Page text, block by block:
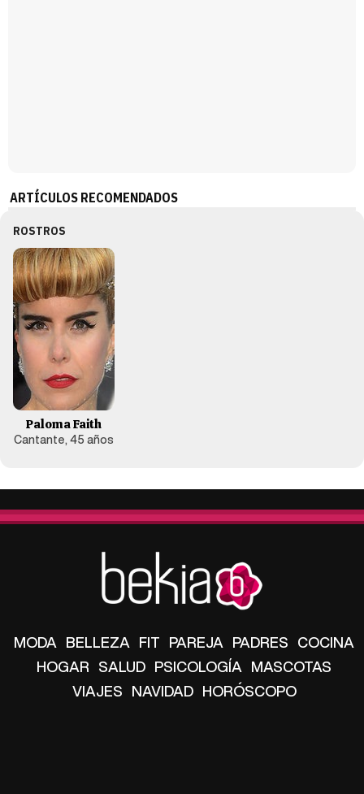
ARTÍCULOS RECOMENDADOS
ROSTROS
Paloma Faith
Cantante, 45 años
MODA BELLEZA FIT PAREJA PADRES COCINA
HOGAR SALUD PSICOLOGÍA MASCOTAS
VIAJES NAVIDAD HORÓSCOPO